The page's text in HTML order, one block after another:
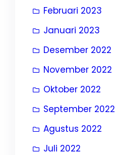
Februari 2023
Januari 2023
Desember 2022
November 2022
Oktober 2022
September 2022
Agustus 2022
Juli 2022